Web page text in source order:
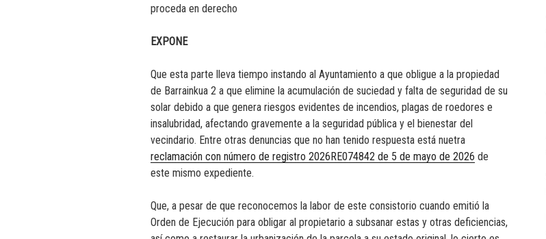
proceda en derecho
EXPONE
Que esta parte lleva tiempo instando al Ayuntamiento a que obligue a la propiedad
de Barrainkua 2 a que elimine la acumulación de suciedad y falta de seguridad de su
solar debido a que genera riesgos evidentes de incendios, plagas de roedores e
insalubridad, afectando gravemente a la seguridad pública y el bienestar del
vecindario. Entre otras denuncias que no han tenido respuesta está nuetra
reclamación con número de registro 2026RE074842 de 5 de mayo de 2026 de
este mismo expediente.
Que, a pesar de que reconocemos la labor de este consistorio cuando emitió la
Orden de Ejecución para obligar al propietario a subsanar estas y otras deficiencias,